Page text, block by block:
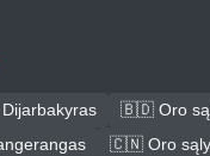
🇧🇩 Oro
🇨🇳 Oro